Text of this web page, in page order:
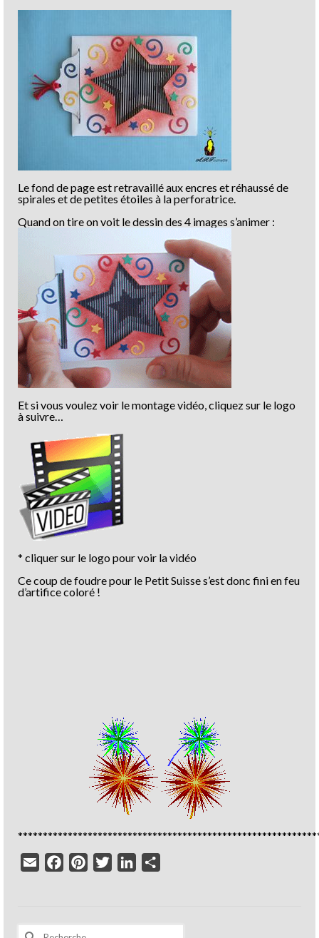
Le fond de page est retravaillé aux encres et réhaussé de
spirales et de petites étoiles à la perforatrice.
Quand on tire on voit le dessin des 4 images s’animer :
Et si vous voulez voir le montage vidéo, cliquez sur le logo
à suivre…
* cliquer sur le logo pour voir la vidéo
Ce coup de foudre pour le Petit Suisse s’est donc fini en feu
d’artifice coloré !
Email
FacebookPinterestTwitterLinkedIn
Rechercher :